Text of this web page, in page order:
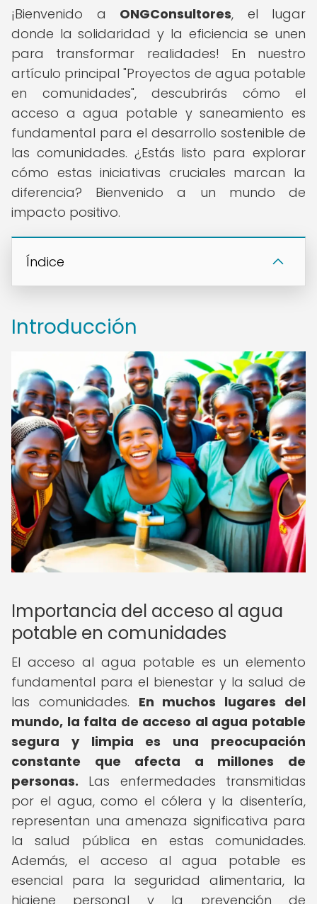
¡Bienvenido a ONGConsultores, el lugar
donde la solidaridad y la eficiencia se unen
para transformar realidades! En nuestro
artículo principal "Proyectos de agua potable
en comunidades", descubrirás cómo el
acceso a agua potable y saneamiento es
fundamental para el desarrollo sostenible de
las comunidades. ¿Estás listo para explorar
cómo estas iniciativas cruciales marcan la
diferencia? Bienvenido a un mundo de
impacto positivo.
Índice
Introducción
Importancia del acceso al agua
potable en comunidades
El acceso al agua potable es un elemento
fundamental para el bienestar y la salud de
las comunidades. En muchos lugares del
mundo, la falta de acceso al agua potable
segura y limpia es una preocupación
constante que afecta a millones de
personas. Las enfermedades transmitidas
por el agua, como el cólera y la disentería,
representan una amenaza significativa para
la salud pública en estas comunidades.
Además, el acceso al agua potable es
esencial para la seguridad alimentaria, la
higiene personal y la prevención de